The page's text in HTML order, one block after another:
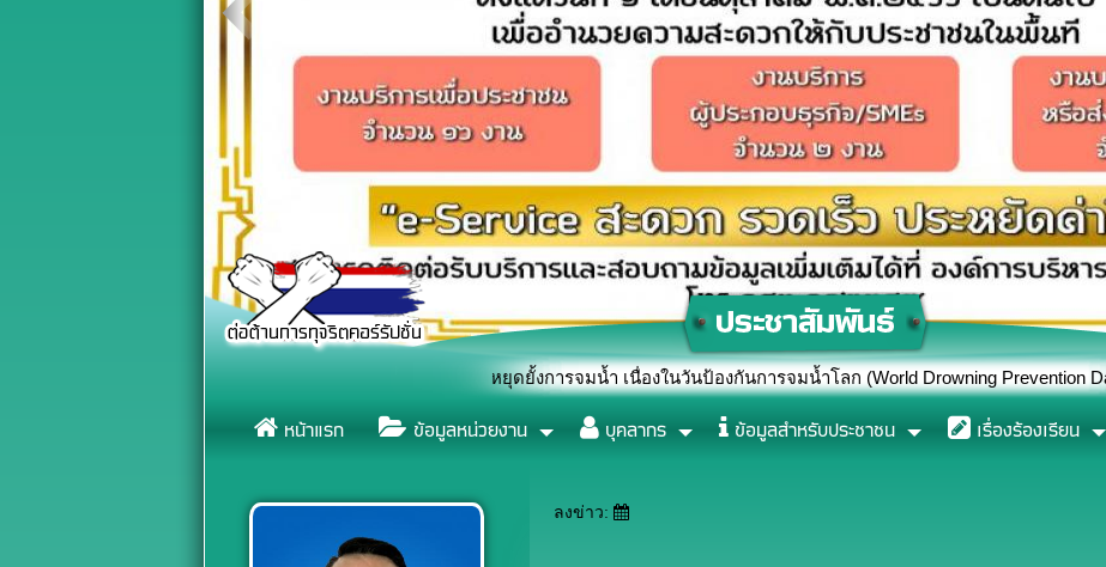
เชิญชวนทุกภาคส่วน รวมพลังแสดงสัญลักษณ์หยุดยั้งการจมน้ำ เนื่องในวันป้องกันการจมน้ำโลก (World Drowning Prevention Day) ปี 2569
หน้าแรก ข้อมูลหน่วยงาน บุคลากร ข้อมูลสำหรับประชาชน เรื่องร้องเรียน
ลงข่าว: